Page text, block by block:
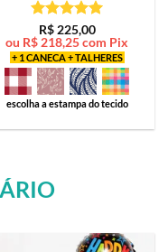
Avaliação5
de 5
R$225,00
ou R$ 218,25com Pix
+ 1 CANECA + TALHERES
escolha a estampa do tecido